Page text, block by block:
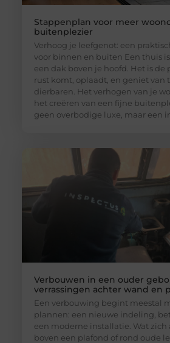
Stappenplan voor meer
buitenplezier
Verhoog je leefgenot: een
voor binnen en buiten Een thuis
een dak boven je hoofd. Het is de
rust komt, oplaadt, en geniet van
dierbaren. Het verhogen van je
het creëren van een fijne
geen overbodige luxe, maar een
Verbouwen in een ouder
verrassingen achter wand en
Een verbouwing begint meestal
plannen: een nieuwe indeling,
een moderne installatie. Wat zich
boven een plafond of rond oude